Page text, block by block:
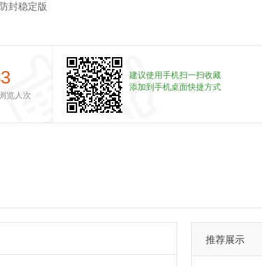
封稳定版
览人次
建议使用手机扫一扫收藏
添加到手机桌面快捷方式
推荐展示